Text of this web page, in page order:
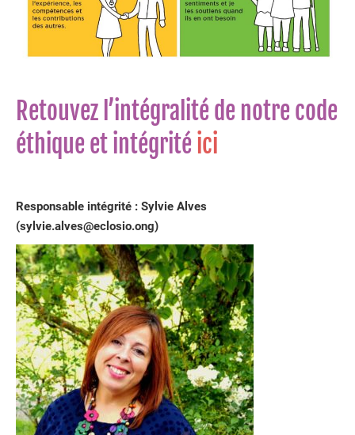
Retouvez l’intégralité de notre code
éthique et intégrité ici
Responsable intégrité : Sylvie Alves
(sylvie.alves@eclosio.ong)